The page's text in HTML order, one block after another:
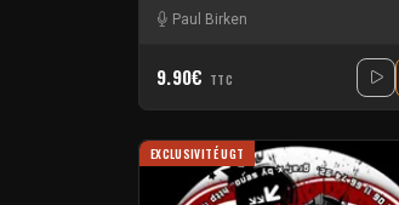
Paul Birken
9.90€ TTC
EXCLUSIVITÉ UGT